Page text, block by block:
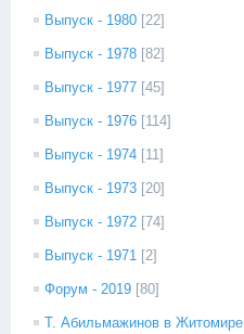
Выпуск - 1980 [22]
Выпуск - 1978 [82]
Выпуск - 1977 [45]
Выпуск - 1976 [114]
Выпуск - 1974 [11]
Выпуск - 1973 [20]
Выпуск - 1972 [74]
Выпуск - 1971 [2]
Форум - 2019 [80]
Т. Абильмажинов в Житомире